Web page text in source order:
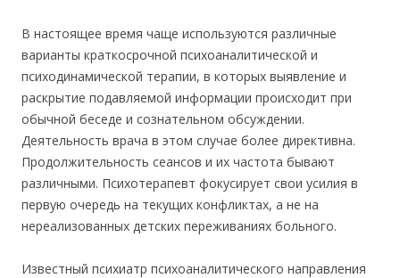
В настоящее время чаще используются различные
варианты краткосрочной психоаналитической и
психодинамической терапии, в которых выявление и
раскрытие подавляемой информации происходит при
обычной беседе и сознательном обсуждении.
Деятельность врача в этом случае более директивна.
Продолжительность сеансов и их частота бывают
различными. Психотерапевт фокусирует свои усилия в
первую очередь на текущих конфликтах, а не на
нереализованных детских переживаниях больного.
Известный психиатр психоаналитического направления